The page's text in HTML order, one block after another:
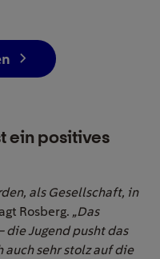
ein positives
als Gesellschaft, in
Rosberg. „Das
die Jugend pusht das
auch sehr stolz auf die